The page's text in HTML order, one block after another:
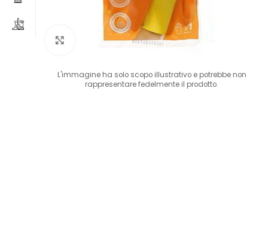
Clicca per ingrandire
L'immagine ha solo scopo illustrativo e potrebbe non
rappresentare fedelmente il prodotto.